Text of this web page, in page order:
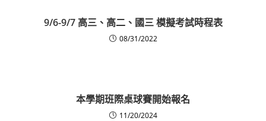
9/6-9/7 高三、高二、國三 模擬考試時程表
08/31/2022
本學期班際桌球賽開始報名
11/20/2024